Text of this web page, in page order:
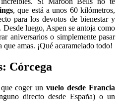
, que está a unos 60 kilómetros,
para los devotos de bienestar y
Desde luego, Aspen se antoja como
aniversarios o simplemente pasar
amas. ¡Qué acaramelado todo!
Córcega
que coger unvuelo desde Francia
directo desde España) o un